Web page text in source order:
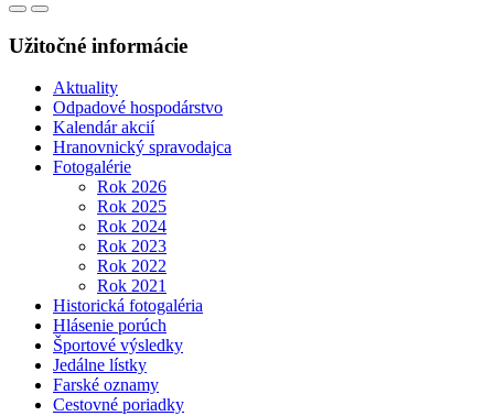
Užitočné informácie
Aktuality
Odpadové hospodárstvo
Kalendár akcií
Hranovnický spravodajca
Fotogalérie
Rok 2026
Rok 2025
Rok 2024
Rok 2023
Rok 2022
Rok 2021
Historická fotogaléria
Hlásenie porúch
Športové výsledky
Jedálne lístky
Farské oznamy
Cestovné poriadky